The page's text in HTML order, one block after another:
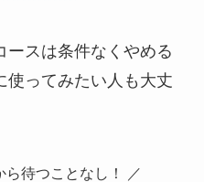
ースは条件なくやめる
使ってみたい人も大丈
ら待つことなし！ ／